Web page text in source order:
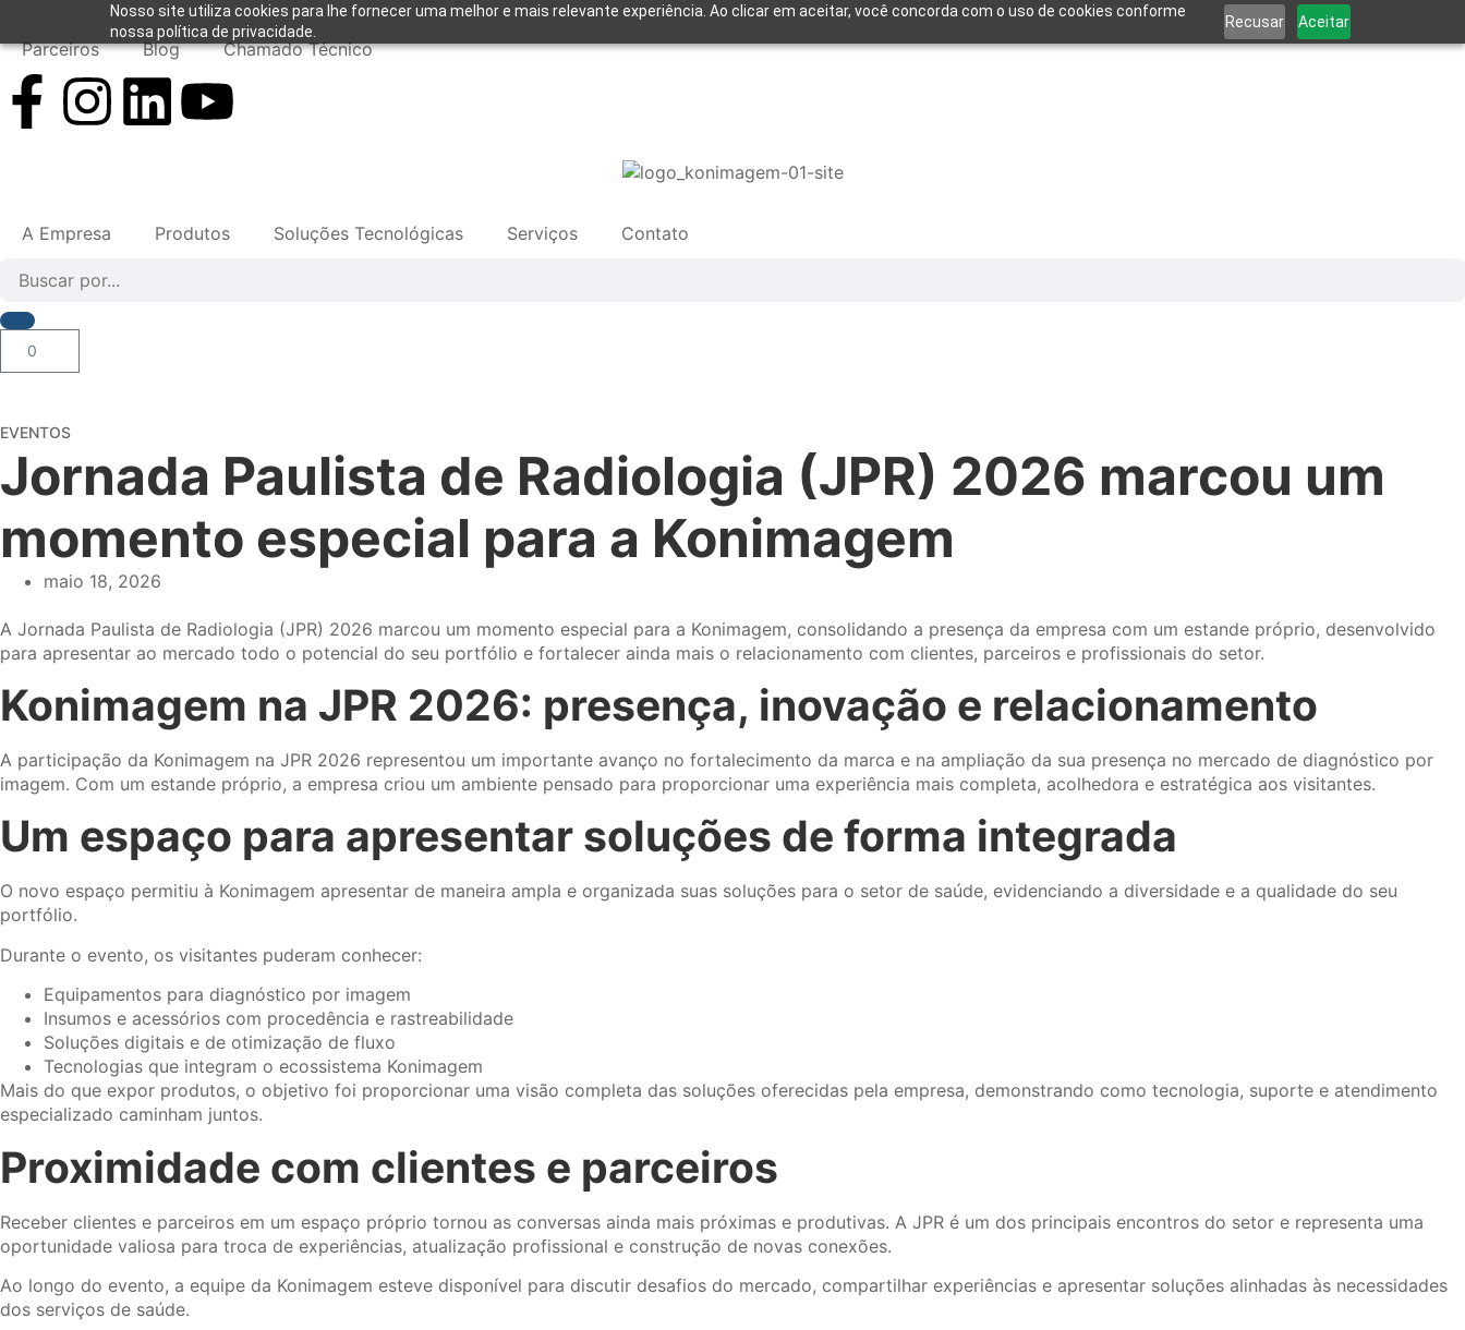
Nosso site utiliza cookies para lhe fornecer uma melhor e mais relevante experiência. Ao clicar em aceitar, você concorda com o uso de cookies conforme
nossa política de privacidade.
Recusar Aceitar
Parceiros Blog Chamado Técnico
A Empresa Produtos Soluções Tecnológicas Serviços Contato
0
EVENTOS
Jornada Paulista de Radiologia (JPR) 2026 marcou um
momento especial para a Konimagem
maio 18, 2026
A Jornada Paulista de Radiologia (JPR) 2026 marcou um momento especial para a Konimagem, consolidando a presença da empresa com um estande próprio, desenvolvido
para apresentar ao mercado todo o potencial do seu portfólio e fortalecer ainda mais o relacionamento com clientes, parceiros e profissionais do setor.
Konimagem na JPR 2026: presença, inovação e relacionamento
A participação da Konimagem na JPR 2026 representou um importante avanço no fortalecimento da marca e na ampliação da sua presença no mercado de diagnóstico por
imagem. Com um estande próprio, a empresa criou um ambiente pensado para proporcionar uma experiência mais completa, acolhedora e estratégica aos visitantes.
Um espaço para apresentar soluções de forma integrada
O novo espaço permitiu à Konimagem apresentar de maneira ampla e organizada suas soluções para o setor de saúde, evidenciando a diversidade e a qualidade do seu
portfólio.
Durante o evento, os visitantes puderam conhecer:
Equipamentos para diagnóstico por imagem
Insumos e acessórios com procedência e rastreabilidade
Soluções digitais e de otimização de fluxo
Tecnologias que integram o ecossistema Konimagem
Mais do que expor produtos, o objetivo foi proporcionar uma visão completa das soluções oferecidas pela empresa, demonstrando como tecnologia, suporte e atendimento
especializado caminham juntos.
Proximidade com clientes e parceiros
Receber clientes e parceiros em um espaço próprio tornou as conversas ainda mais próximas e produtivas. A JPR é um dos principais encontros do setor e representa uma
oportunidade valiosa para troca de experiências, atualização profissional e construção de novas conexões.
Ao longo do evento, a equipe da Konimagem esteve disponível para discutir desafios do mercado, compartilhar experiências e apresentar soluções alinhadas às necessidades
dos serviços de saúde.